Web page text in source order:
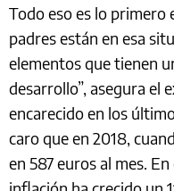
Todo eso es lo primero
padres están en esa
elementos que tienen
desarrollo”, asegura el
encarecido en los
caro que en 2018,
en 587 euros al mes.